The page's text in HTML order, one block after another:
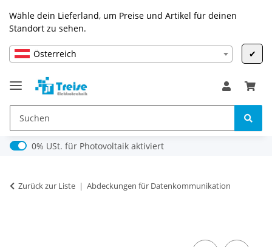
Wähle dein Lieferland, um Preise und Artikel für deinen
Standort zu sehen.
Österreich ✔
0% USt. für Photovoltaik (§ 12 Abs. 3 UStG)
0% USt. für Photovoltaik aktiviert
Zurück zur Liste Abdeckungen für Datenkommunikation